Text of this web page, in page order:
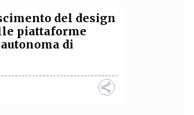
del design
piattaforme
di